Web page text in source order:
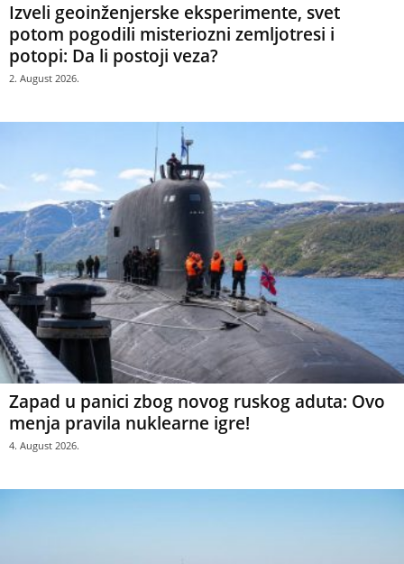
Izveli geoinženjerske eksperimente, svet
potom pogodili misteriozni zemljotresi i
potopi: Da li postoji veza?
2. August 2026.
Zapad u panici zbog novog ruskog aduta: Ovo
menja pravila nuklearne igre!
4. August 2026.